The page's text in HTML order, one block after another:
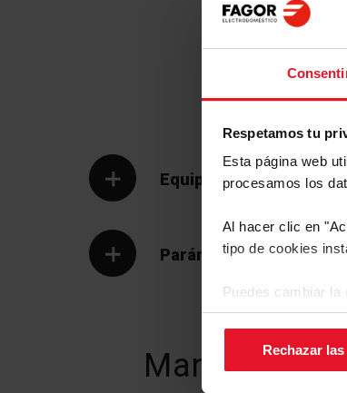
Respetamos tu
Esta página web
procesamos los
Al hacer clic en
tipo de cookies
Puedes cambiar la
de la pantalla.
Rechazar
Iluminación LED
Cocinar es mucho más difícil con mala
sistema de iluminación LED de alta
agradable que no cansa la vista. Elige
de las mejores soluciones.
Equipamiento
Parámetros Técnicos
Manuales y